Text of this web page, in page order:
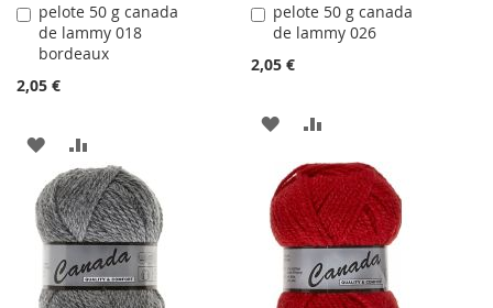
pelote 50 g canada
de lammy 018
bordeaux
2,05 €
Ajouter
au
panier
AJOUTER
À
LA
LISTE
D'ACHATS
AU
COMPARATEUR
pelote 50 g canada
de lammy 026
2,05 €
Ajouter
au
panier
AJOUTER
LA
LISTE
D'ACHATS
AU
COMPARATEUR